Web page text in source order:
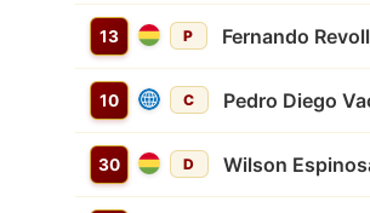
13 P Fernando
10 C Pedro Diego
30 D Wilson